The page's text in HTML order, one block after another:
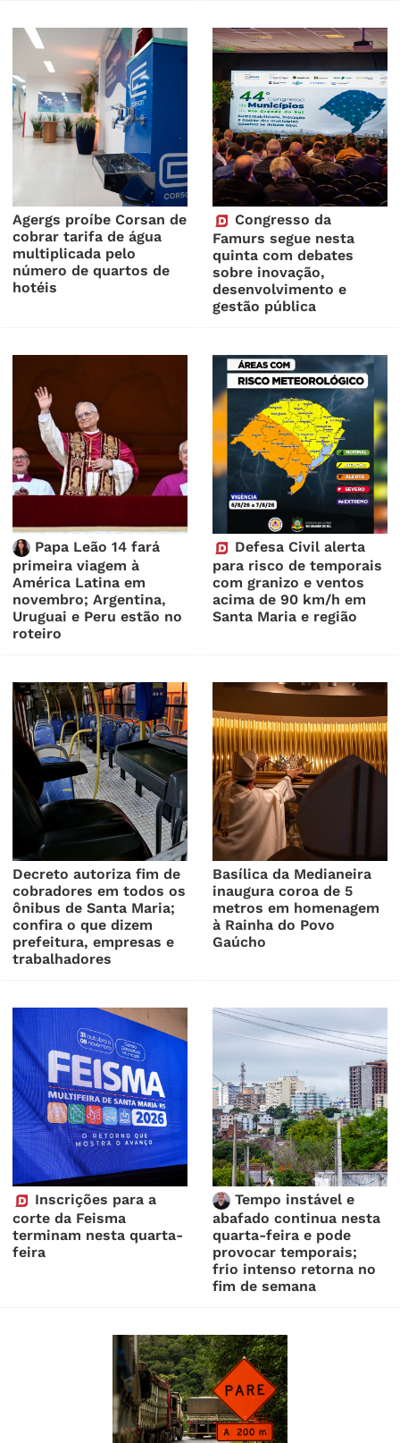
Agergs proíbe Corsan de
cobrar tarifa de água
multiplicada pelo
número de quartos de
hotéis
Congresso da
Famurs segue nesta
quinta com debates
sobre inovação,
desenvolvimento e
gestão pública
Papa Leão 14 fará
primeira viagem à
América Latina em
novembro; Argentina,
Uruguai e Peru estão no
roteiro
Defesa Civil alerta
para risco de temporais
com granizo e ventos
acima de 90 km/h em
Santa Maria e região
Decreto autoriza fim de
cobradores em todos os
ônibus de Santa Maria;
confira o que dizem
prefeitura, empresas e
trabalhadores
Basílica da Medianeira
inaugura coroa de 5
metros em homenagem
à Rainha do Povo
Gaúcho
Inscrições para a
corte da Feisma
terminam nesta quarta-
feira
Tempo instável e
abafado continua nesta
quarta-feira e pode
provocar temporais;
frio intenso retorna no
fim de semana